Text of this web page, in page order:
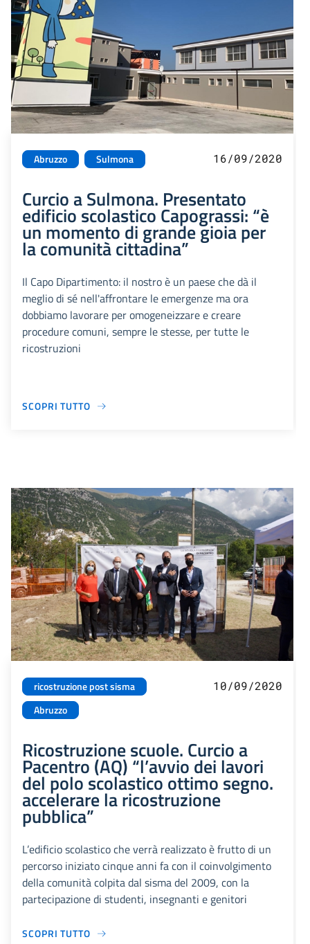
Abruzzo Sulmona 16/09/2020
Curcio a Sulmona. Presentato
edificio scolastico Capograssi: “è
un momento di grande gioia per
la comunità cittadina”
Il Capo Dipartimento: il nostro è un paese che dà il
meglio di sé nell'affrontare le emergenze ma ora
dobbiamo lavorare per omogeneizzare e creare
procedure comuni, sempre le stesse, per tutte le
ricostruzioni
SCOPRI TUTTO
ricostruzione post sisma
Abruzzo
10/09/2020
Ricostruzione scuole. Curcio a
Pacentro (AQ) “l’avvio dei lavori
del polo scolastico ottimo segno.
accelerare la ricostruzione
pubblica”
L’edificio scolastico che verrà realizzato è frutto di un
percorso iniziato cinque anni fa con il coinvolgimento
della comunità colpita dal sisma del 2009, con la
partecipazione di studenti, insegnanti e genitori
SCOPRI TUTTO